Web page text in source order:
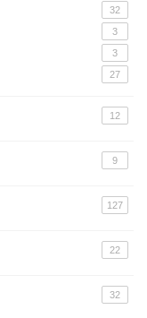
32
3
3
27
12
9
127
22
32